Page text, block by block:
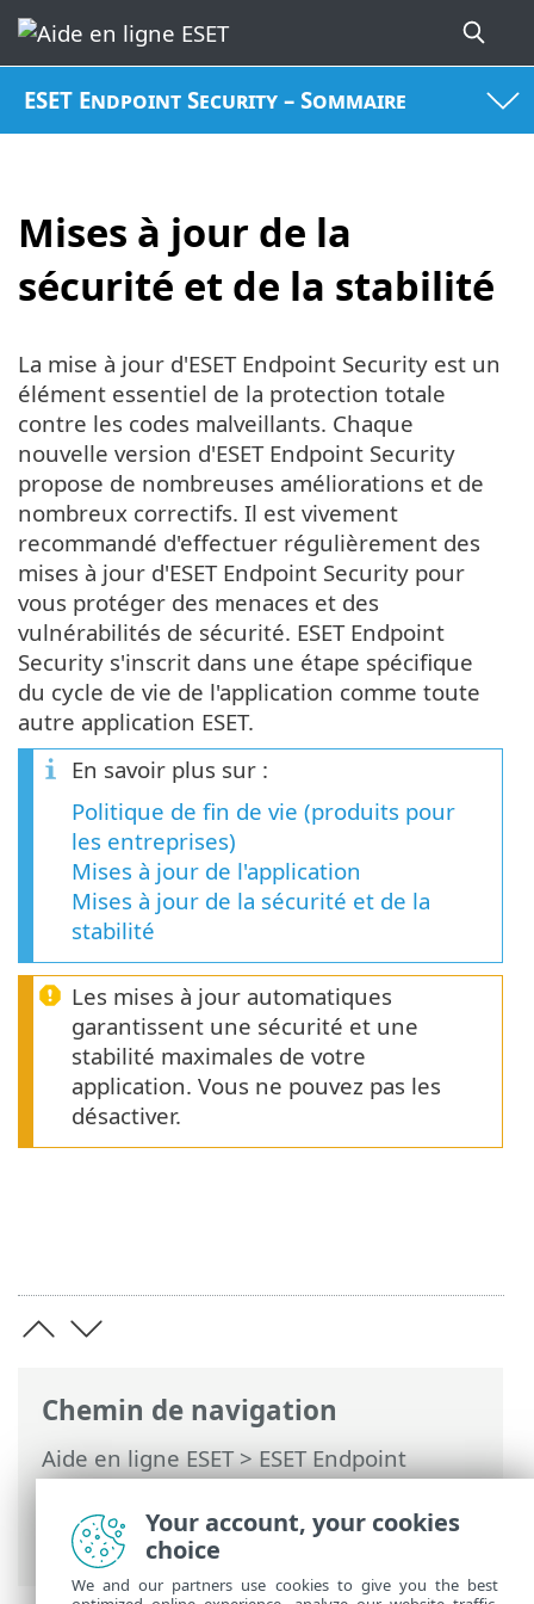
ESET Endpoint Security – Sommaire
Mises à jour de la
sécurité et de la stabilité
Chemin de navigation
Aide en ligne ESET>ESET Endpoint
Security>Installation/mise à niveau>
Mises à jour de la sécurité et de la
stabilité
La mise à jour d'ESET Endpoint Security est un
élément essentiel de la protection totale
contre les codes malveillants. Chaque
nouvelle version d'ESET Endpoint Security
propose de nombreuses améliorations et de
nombreux correctifs. Il est vivement
recommandé d'effectuer régulièrement des
mises à jour d'ESET Endpoint Security pour
vous protéger des menaces et des
vulnérabilités de sécurité. ESET Endpoint
Security s'inscrit dans une étape spécifique
du cycle de vie de l'application comme toute
autre application ESET.
En savoir plus sur :
Politique de fin de vie (produits pour
les entreprises)
Mises à jour de l'application
Mises à jour de la sécurité et de la
stabilité
Les mises à jour automatiques
garantissent une sécurité et une
stabilité maximales de votre
application. Vous ne pouvez pas les
désactiver.
Your account, your cookies
choice
We and our partners use cookies to give you the best